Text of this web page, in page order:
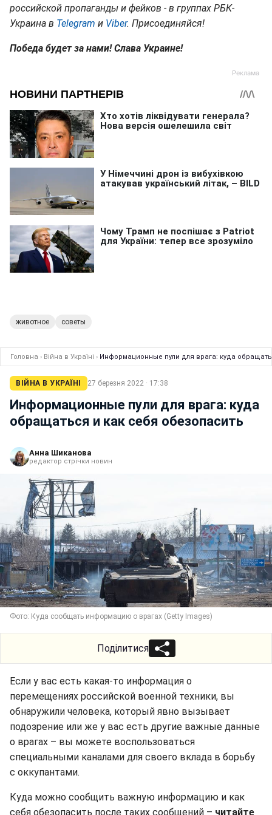
российской пропаганды и фейков - в группах РБК-
Украина в Telegram и Viber. Присоединяйся!
Победа будет за нами! Слава Украине!
животное советы
Головна › Війна в Україні › Информационные пули для врага: куда
ВІЙНА В УКРАЇНІ 27 березня 2022 · 17:38
Информационные пули для врага: куда
обращаться и как себя обезопасить
Анна Шиканова
редактор стрічки новин
Фото: Куда сообщать информацию о врагах (Getty Images)
Поділитися
Если у вас есть какая-то информация о
перемещениях российской военной техники, вы
обнаружили человека, который явно вызывает
подозрение или же у вас есть другие важные данные
о врагах – вы можете воспользоваться
специальными каналами для своего вклада в борьбу
с оккупантами.
Куда можно сообщить важную информацию и как
себя обезопасить после таких сообщений – читайте